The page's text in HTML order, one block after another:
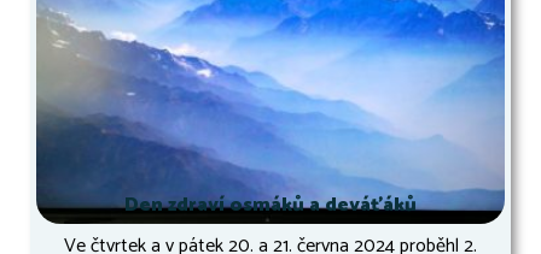
Den zdraví osmáků a deváťáků
Ve čtvrtek a v pátek 20. a 21. června 2024 proběhl 2.